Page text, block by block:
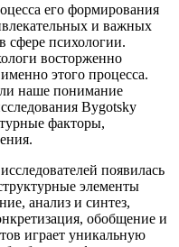
его формирования
и важных
сфере психологии.
восторженно
этого процесса.
наше понимание
Вygotsky
факторы,
появилась
элементы
анализ и синтез,
обобщение и
играет уникальную